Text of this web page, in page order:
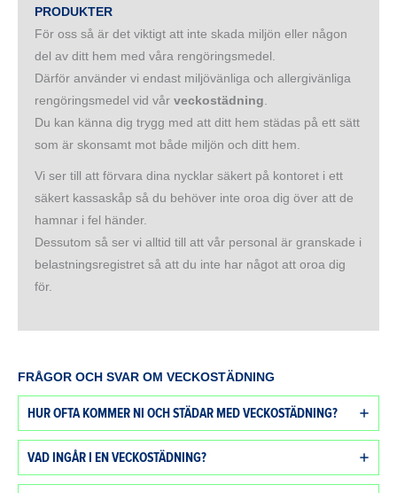
PRODUKTER
För oss så är det viktigt att inte skada miljön eller någon
del av ditt hem med våra rengöringsmedel.
Därför använder vi endast miljövänliga och allergivänliga
rengöringsmedel vid vårveckostädning
Du kan känna dig trygg med att ditt hem städas på ett sätt
som är skonsamt mot både miljön och ditt hem.
Vi ser till att förvara dina nycklar säkert på kontoret i ett
säkert kassaskåp så du behöver inte oroa dig över att de
hamnar i fel händer.
Dessutom så ser vi alltid till att vår personal är granskade i
belastningsregistret så att du inte har något att oroa dig
för.
FRÅGOR OCH SVAR OM VECKOSTÄDNING
HUR OFTA KOMMER NI OCH STÄDAR MED VECKOSTÄDNING?
VAD INGÅR I EN VECKOSTÄDNING?